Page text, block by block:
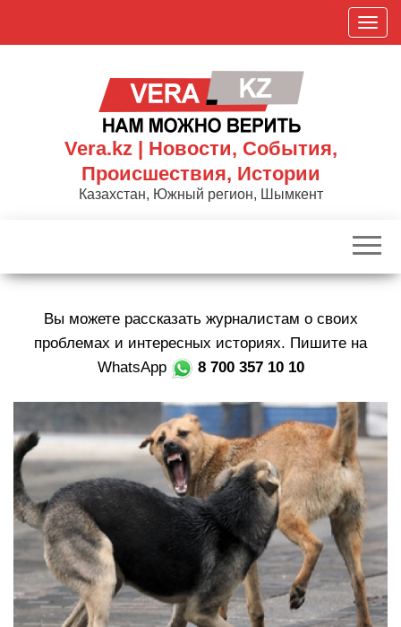
П
о
к
р
и
г
а
ю
Vera.kz | Новости, События,
Происшествия, Истории
Казахстан, Южный регион, Шымкент
Вы можете рассказать журналистам о своих
проблемах и интересных историях. Пишите на
WhatsApp
8 700 357 10 10